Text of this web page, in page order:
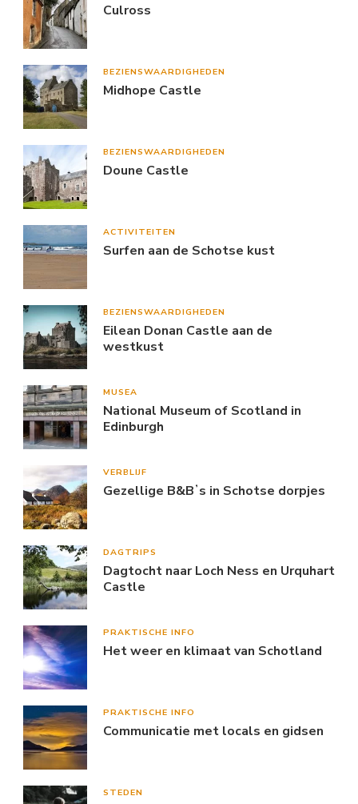
Culross
BEZIENSWAARDIGHEDEN
Midhope Castle
BEZIENSWAARDIGHEDEN
Doune Castle
ACTIVITEITEN
Surfen aan de Schotse kust
BEZIENSWAARDIGHEDEN
Eilean Donan Castle aan de
westkust
MUSEA
National Museum of Scotland in
Edinburgh
VERBLIJF
Gezellige B&Bʼs in Schotse dorpjes
DAGTRIPS
Dagtocht naar Loch Ness en Urquhart
Castle
PRAKTISCHE INFO
Het weer en klimaat van Schotland
PRAKTISCHE INFO
Communicatie met locals en gidsen
STEDEN